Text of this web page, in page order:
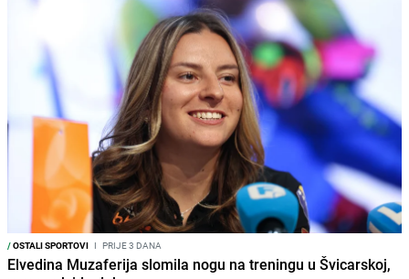
/OSTALI SPORTOVI I PRIJE 3 DANA
Elvedina Muzaferija slomila nogu na treningu u Švicarskoj,